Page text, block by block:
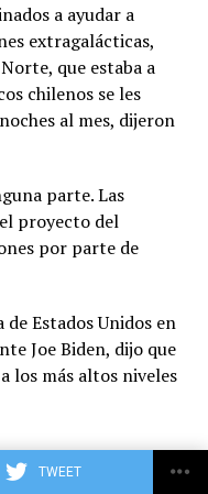
TWEET
a ayudar a
extragalácticas,
que estaba a
chilenos se les
al mes, dijeron
parte. Las
proyecto del
por parte de
de Estados Unidos en
Joe Biden, dijo que
los más altos niveles